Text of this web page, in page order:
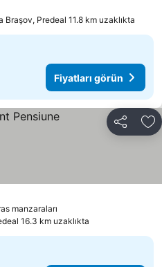
Braşov, Predeal 11.8 km uzaklıkta
Fiyatları görün
Paylaş
manzaraları
16.3 km uzaklıkta